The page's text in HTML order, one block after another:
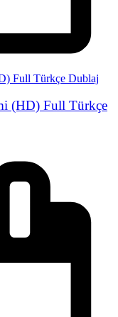
(HD) Full Türkçe